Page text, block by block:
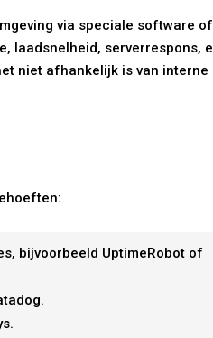
via speciale software of
laadsnelheid, serverrespons,
niet afhankelijk is van interne
bijvoorbeeld UptimeRobot of